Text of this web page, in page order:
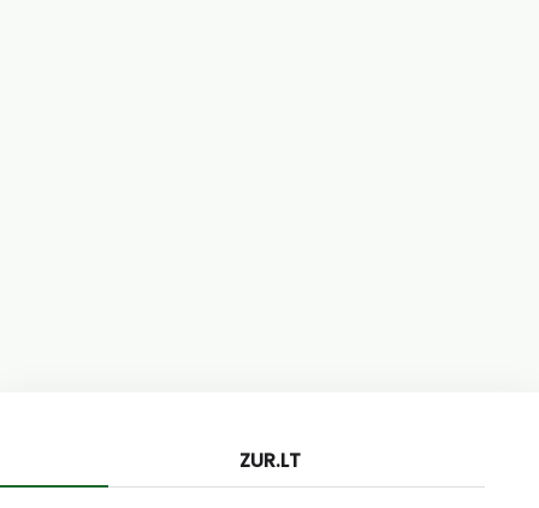
ZUR.LT